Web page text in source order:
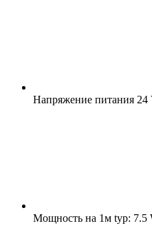
Напряжение питания 24
Мощность на 1м typ: 7.5